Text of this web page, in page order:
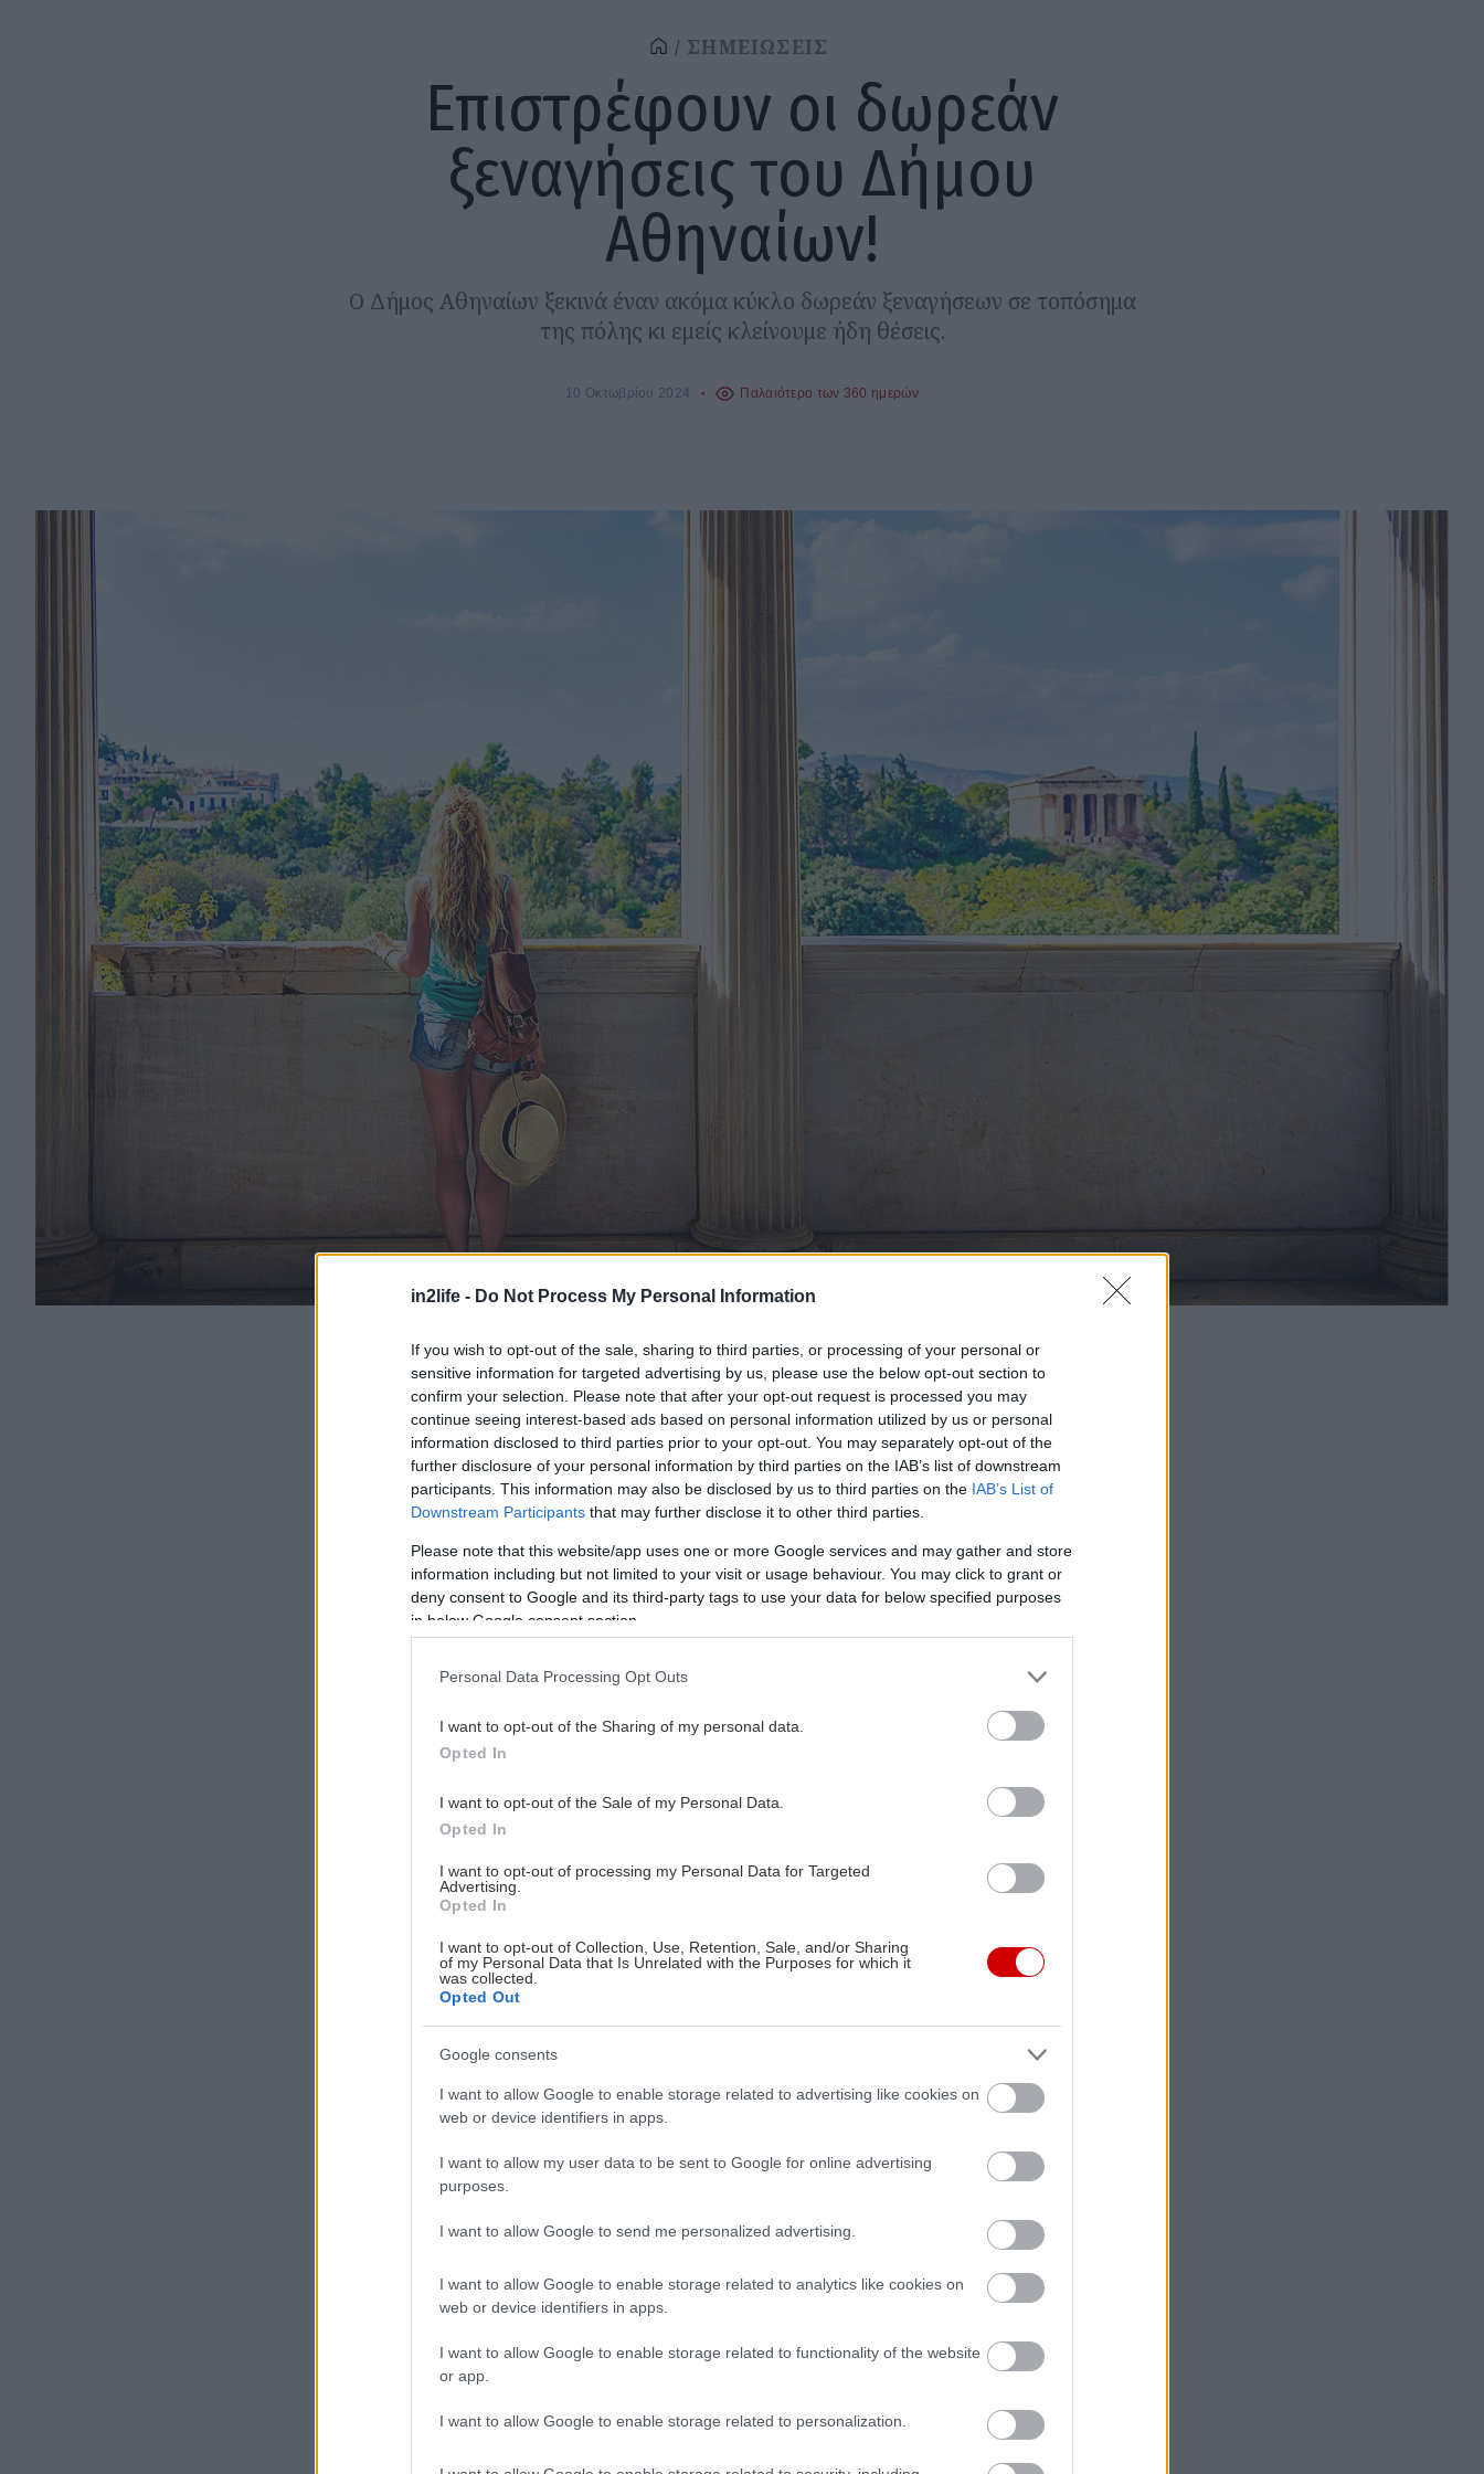
in2life - Do Not Process My Personal Information
If you wish to opt-out of the sale, sharing to third parties, or processing of your personal or
sensitive information for targeted advertising by us, please use the below opt-out section to
confirm your selection. Please note that after your opt-out request is processed you may
continue seeing interest-based ads based on personal information utilized by us or personal
information disclosed to third parties prior to your opt-out. You may separately opt-out of the
further disclosure of your personal information by third parties on the IAB’s list of downstream
participants. This information may also be disclosed by us to third parties on the IAB’s List of
Downstream Participants that may further disclose it to other third parties.
Please note that this website/app uses one or more Google services and may gather and store
information including but not limited to your visit or usage behaviour. You may click to grant or
deny consent to Google and its third-party tags to use your data for below specified purposes
in below Google consent section.
Personal Data Processing Opt Outs
I want to opt-out of the Sharing of my personal data.
Opted In
I want to opt-out of the Sale of my Personal Data.
Opted In
I want to opt-out of processing my Personal Data for Targeted
Advertising.
Opted In
I want to opt-out of Collection, Use, Retention, Sale, and/or Sharing
of my Personal Data that Is Unrelated with the Purposes for which it
was collected.
Opted Out
Google consents
I want to allow Google to enable storage related to advertising like cookies on
web or device identifiers in apps.
I want to allow my user data to be sent to Google for online advertising
purposes.
I want to allow Google to send me personalized advertising.
I want to allow Google to enable storage related to analytics like cookies on
web or device identifiers in apps.
I want to allow Google to enable storage related to functionality of the website
or app.
I want to allow Google to enable storage related to personalization.
ΣΗΜΕΙΩΣΕΙΣ
Επιστρέφουν οι δωρεάν
ξεναγήσεις του Δήμου
Αθηναίων!
Ο Δήμος Αθηναίων ξεκινά έναν ακόμα κύκλο δωρεάν ξεναγήσεων σε τοπόσημα
της πόλης κι εμείς κλείνουμε ήδη θέσεις.
10 Οκτωβρίου 2024 Παλαιότερο των 360 ημερών
Μ
ετά τη θερμή αποδοχή που έλαβαν οι δωρεάν ξεναγήσεις του
Οργανισμού Πολιτισμού, Αθλητισμού και Νεολαίας την άνοιξη, ο
Δήμος Αθηναίων ανανεώνει το ραντεβού κοινού και ξεναγών από
Οι ξεναγήσεις θα πραγματοποιούνται σε συνεργασία με το Σωματείο
Διπλωματούχων Ξεναγών, προσκαλώντας τους κατοίκους και τους επισκέπτες να
γνωρίσουν καλύτερα την πλούσια ιστορία και εμβληματικά σημεία της πόλης.
Παράλληλα, στο πλαίσιο των επετειακών δράσεων «1974 & 1944: Η Αθήνα γιορτάζει
την ελευθερία της» θα πραγματοποιηθούν δύο ειδικές ξεναγήσεις στο Παγκράτι και